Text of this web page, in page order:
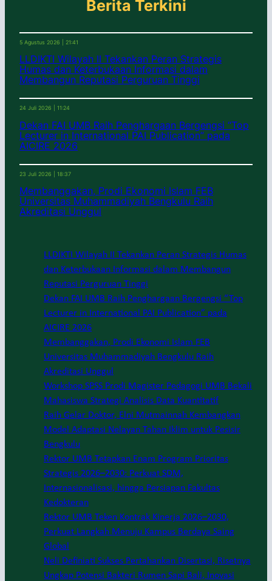
Berita Terkini
5 Agustus 2026 | 21:41
LLDIKTI Wilayah II Tekankan Peran Strategis
Humas dan Keterbukaan Informasi dalam
Membangun Reputasi Perguruan Tinggi
24 Juli 2026 | 11:24
Dekan FAI UMB Raih Penghargaan Bergengsi “Top
Lecturer in International PAI Publication” pada
AICIRE 2026
23 Juli 2026 | 18:37
Membanggakan, Prodi Ekonomi Islam FEB
Universitas Muhammadiyah Bengkulu Raih
Akreditasi Unggul
LLDIKTI Wilayah II Tekankan Peran Strategis Humas
dan Keterbukaan Informasi dalam Membangun
Reputasi Perguruan Tinggi
Dekan FAI UMB Raih Penghargaan Bergengsi “Top
Lecturer in International PAI Publication” pada
AICIRE 2026
Membanggakan, Prodi Ekonomi Islam FEB
Universitas Muhammadiyah Bengkulu Raih
Akreditasi Unggul
Workshop SPSS Prodi Magister Pedagogi UMB Bekali
Mahasiswa Strategi Analisis Data Kuantitatif
Raih Gelar Doktor, Elni Mutmainnah Kembangkan
Model Adaptasi Nelayan Tahan Iklim untuk Pesisir
Bengkulu
Rektor UMB Tetapkan Enam Program Prioritas
Strategis 2026–2030: Perkuat SDM,
Internasionalisasi, hingga Persiapan Fakultas
Kedokteran
Rektor UMB Teken Kontrak Kinerja 2026–2030,
Perkuat Langkah Menuju Kampus Berdaya Saing
Global
Neli Definiati Sukses Pertahankan Disertasi, Risetnya
Ungkap Potensi Bakteri Rumen Sapi Bali, Inovasi